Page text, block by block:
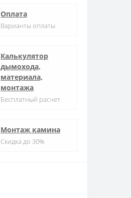
Оплата
Варианты оплаты
Калькулятор
дымохода,
материала,
монтажа
Бесплатный расчет
Монтаж камина
Скидка до 30%